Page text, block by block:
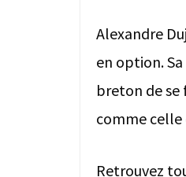
Alexandre
en option.
breton de se
comme celle
Retrouvez